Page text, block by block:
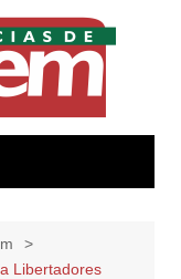
Libertadores